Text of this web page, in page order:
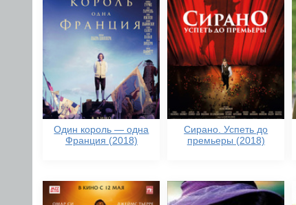
Один король — одна
Франция (2018)
Сирано. Успеть до
премьеры (2018)